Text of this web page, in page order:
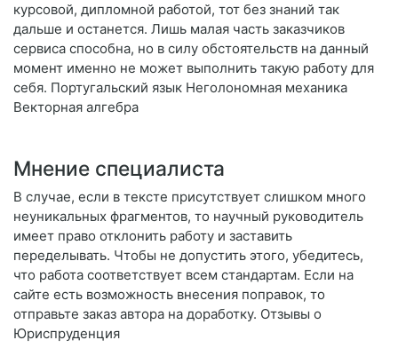
курсовой, дипломной работой, тот без знаний так
дальше и останется. Лишь малая часть заказчиков
сервиса способна, но в силу обстоятельств на данный
момент именно не может выполнить такую работу для
себя. Португальский язык Неголономная механика
Векторная алгебра
Мнение специалиста
В случае, если в тексте присутствует слишком много
неуникальных фрагментов, то научный руководитель
имеет право отклонить работу и заставить
переделывать. Чтобы не допустить этого, убедитесь,
что работа соответствует всем стандартам. Если на
сайте есть возможность внесения поправок, то
отправьте заказ автора на доработку. Отзывы о
Юриспруденция